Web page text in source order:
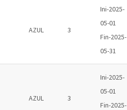
AZUL 3
Ini-2025-
05-01
Fin-2025-
05-31
AZUL 3
Ini-2025-
05-01
Fin-2025-